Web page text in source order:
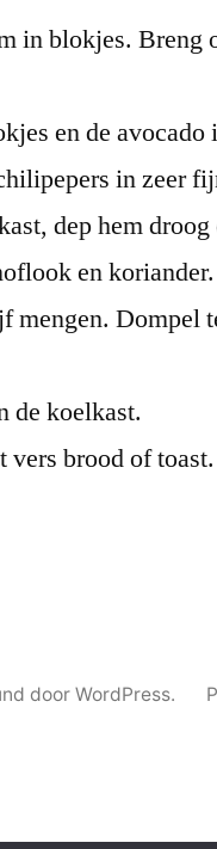
in blokjes. Breng
en de
in zeer
dep hem
en
mengen. Dompel
de koelkast.
vers brood of toast.
door WordPress.